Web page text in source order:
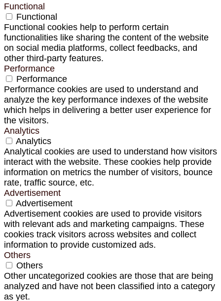
Functional
Functional
Functional cookies help to perform certain
functionalities like sharing the content of the website
on social media platforms, collect feedbacks, and
other third-party features.
Performance
Performance
Performance cookies are used to understand and
analyze the key performance indexes of the website
which helps in delivering a better user experience for
the visitors.
Analytics
Analytics
Analytical cookies are used to understand how visitors
interact with the website. These cookies help provide
information on metrics the number of visitors, bounce
rate, traffic source, etc.
Advertisement
Advertisement
Advertisement cookies are used to provide visitors
with relevant ads and marketing campaigns. These
cookies track visitors across websites and collect
information to provide customized ads.
Others
Others
Other uncategorized cookies are those that are being
analyzed and have not been classified into a category
as yet.